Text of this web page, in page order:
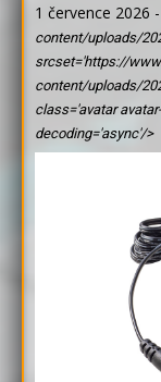
1 července 2026 -
content/uploads/
srcset='https://
content/uploads/
class='avatar
decoding='async'/>